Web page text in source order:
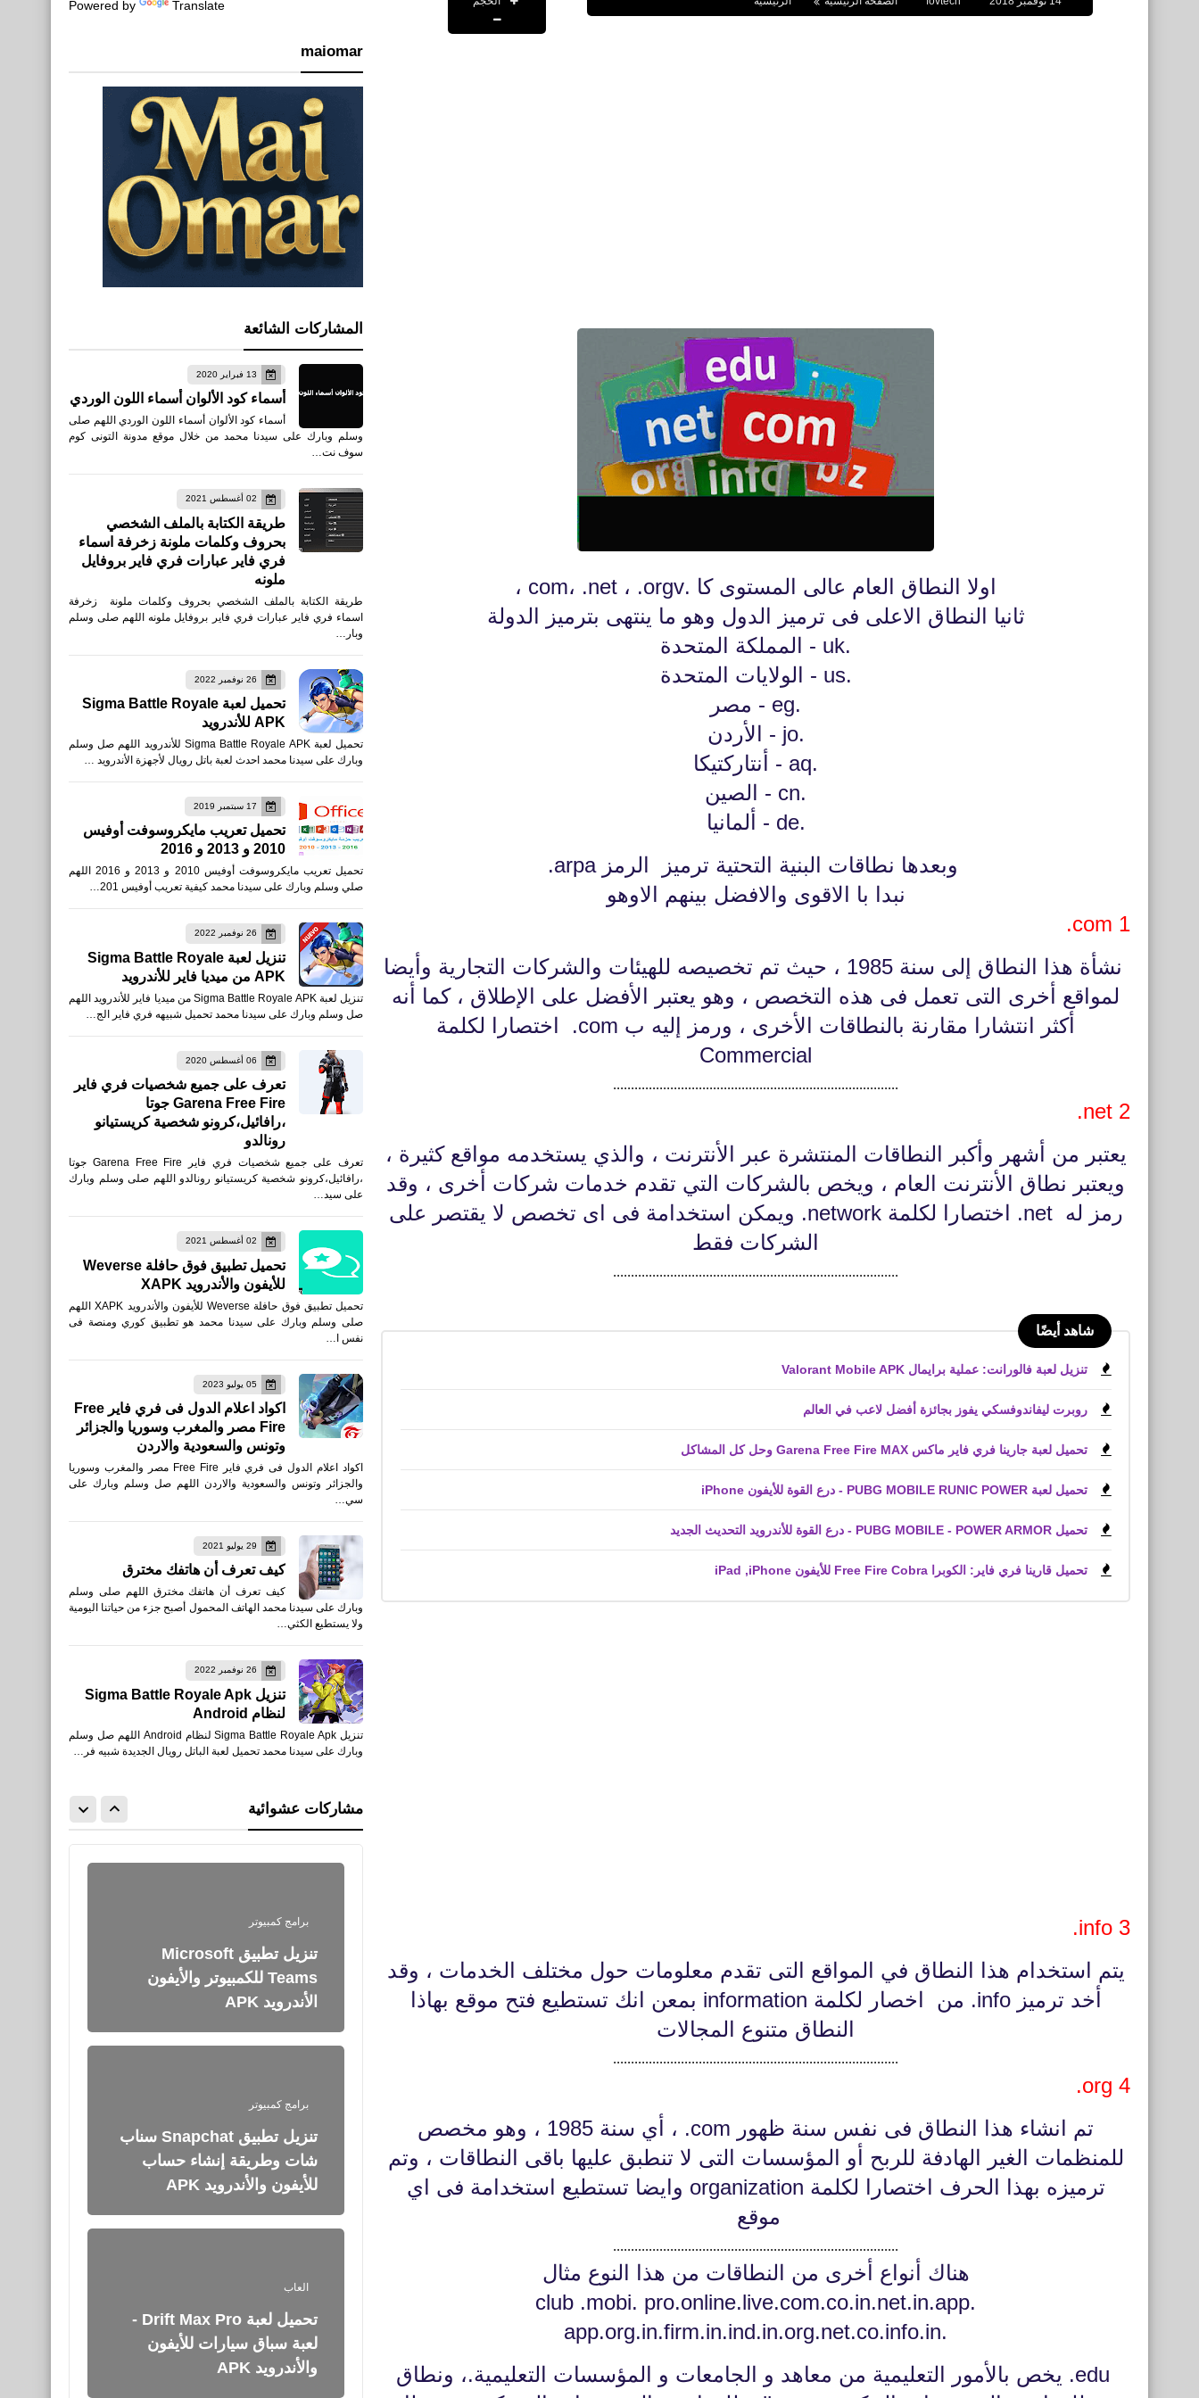
اولا النطاق العام عالى المستوى كا .com، .net ، .orgv ،
ثانيا النطاق الاعلى فى ترميز الدول وهو ما ينتهى بترميز الدولة
.uk - المملكة المتحدة
.us - الولايات المتحدة
.eg - مصر
.jo - الأردن
.aq - أنتاركتيكا
.cn - الصين
.de - ألمانيا
وبعدها نطاقات البنية التحتية ترميز الرمز arpa.
نبدا با الاقوى والافضل بينهم الاوهو
1 com.
نشأة هذا النطاق إلى سنة 1985 ، حيث تم تخصيصه للهيئات والشركات التجارية وأيضا
لمواقع أخرى التى تعمل فى هذه التخصص ، وهو يعتبر الأفضل على الإطلاق ، كما أنه
أكثر انتشارا مقارنة بالنطاقات الأخرى ، ورمز إليه ب com. اختصارا لكلمة
Commercial
................................................................................
2 net.
يعتبر من أشهر وأكبر النطاقات المنتشرة عبر الأنترنت ، والذي يستخدمه مواقع كثيرة ،
ويعتبر نطاق الأنترنت العام ، ويخص بالشركات التي تقدم خدمات شركات أخرى ، وقد
رمز له net. اختصارا لكلمة network. ويمكن استخدامة فى اى تخصص لا يقتصر على
الشركات فقط
................................................................................
شاهد أيضًا
تنزيل لعبة فالورانت: عملية برايمال Valorant Mobile APK
روبرت ليفاندوفسكي يفوز بجائزة أفضل لاعب في العالم
تحميل لعبة جارينا فري فاير ماكس Garena Free Fire MAX‏ وحل كل المشاكل
تحميل لعبة PUBG MOBILE RUNIC POWER - درع القوة للأيفون iPhone
تحميل PUBG MOBILE - POWER ARMOR - درع القوة للأندرويد التحديث الجديد
تحميل قارينا فري فاير: الكوبرا Free Fire Cobra للأيفون iPhone,‏ iPad
3 info.
يتم استخدام هذا النطاق في المواقع التى تقدم معلومات حول مختلف الخدمات ، وقد
أخد ترميز info. من اخصار لكلمة information بمعن انك تستطيع فتح موقع بهاذا
النطاق متنوع المجالات
................................................................................
4 org.
تم انشاء هذا النطاق فى نفس سنة ظهور com. ، أي سنة 1985 ، وهو مخصص
للمنظمات الغير الهادفة للربح أو المؤسسات التى لا تنطبق عليها باقى النطاقات ، وتم
ترميزه بهذا الحرف اختصارا لكلمة organization وايضا تستطيع استخدامة فى اي
موقع
................................................................................
هناك أنواع أخرى من النطاقات من هذا النوع مثال
.club .mobi. pro.online.live.com.co.in.net.in.app
.app.org.in.firm.in.ind.in.org.net.co.info.in
edu. يخص بالأمور التعليمية من معاهد و الجامعات و المؤسسات التعليمية.، ونطاق
Powered by Translate
maiomar
المشاركات الشائعة
13 فبراير 2020
أسماء كود الألوان أسماء اللون الوردي
أسماء كود الألوان أسماء اللون الوردي اللهم صلى
وسلم وبارك على سيدنا محمد من خلال موقع مدونة التونى كوم
سوف نت…
02 أغسطس 2021
طريقة الكتابة بالملف الشخصي
بحروف وكلمات ملونة زخرفة اسماء
فري فاير عبارات فري فاير بروفايل
ملونه
طريقة الكتابة بالملف الشخصي بحروف وكلمات ملونة زخرفة
اسماء فري فاير عبارات فري فاير بروفايل ملونه اللهم صلى وسلم
وبار…
26 نوفمبر 2022
تحميل لعبة Sigma Battle Royale
APK للأندرويد
تحميل لعبة Sigma Battle Royale APK للأندرويد اللهم صل وسلم
وبارك على سيدنا محمد احدث لعبة باتل رويال لأجهزة الأندرويد …
17 سبتمبر 2019
تحميل تعريب مايكروسوفت أوفيس
2010 و 2013 و 2016
تحميل تعريب مايكروسوفت أوفيس 2010 و 2013 و 2016 اللهم
صلي وسلم وبارك على سيدنا محمد كيفية تعريب أوفيس 201…
26 نوفمبر 2022
تنزيل لعبة Sigma Battle Royale
APK من ميديا فاير للأندرويد
تنزيل لعبة Sigma Battle Royale APK من ميديا فاير للأندرويد اللهم
صل وسلم وبارك على سيدنا محمد تحميل شبيهه فري فاير الج…
06 أغسطس 2020
تعرف على جميع شخصيات فري فاير
Garena Free Fire جوتا
،رافائيل،كرونو شخصية كريستيانو
رونالدو
تعرف على جميع شخصيات فري فاير Garena Free Fire جوتا
،رافائيل،كرونو شخصية كريستيانو رونالدو اللهم صلى وسلم وبارك
على سيد…
02 أغسطس 2021
تحميل تطبيق فوق حافلة Weverse
للأيفون والأندرويد XAPK
تحميل تطبيق فوق حافلة Weverse للأيفون والأندرويد XAPK اللهم
صلى وسلم وبارك على سيدنا محمد هو تطبيق كوري ومنصة فى
نفس ا…
05 يوليو 2023
اكواد اعلام الدول فى فري فاير Free
Fire مصر والمغرب وسوريا والجزائر
وتونس والسعودية والاردن
اكواد اعلام الدول فى فري فاير Free Fire مصر والمغرب وسوريا
والجزائر وتونس والسعودية والاردن اللهم صل وسلم وبارك على
سي…
29 يوليو 2021
كيف تعرف أن هاتفك مخترق
كيف تعرف أن هاتفك مخترق اللهم صلى وسلم
وبارك على سيدنا محمد الهاتف المحمول أصبح جزء من حياتنا اليومية
ولا يستطيع الكثي…
26 نوفمبر 2022
تنزيل Sigma Battle Royale Apk
لنظام Android
تنزيل Sigma Battle Royale Apk لنظام Android اللهم صل وسلم
وبارك على سيدنا محمد تحميل لعبة الباتل رويال الجديدة شبيه فر…
مشاركات عشوائية
28 نوفمبر 2020
أهداف الهلال والنصر السعودي
كأس خادم الحرمين الشريفين
العاب
تحميل PUBG MOBILE ببجي
الكورية ببجي لايت ببجي
الصينية ببجي الفيتنامية المترو
الملكي APK
fovtech
29 نوفمبر 2020
برامج كمبيوتر
تنزيل تطبيق Microsoft
Teams‏ للكمبيوتر والأيفون
الأندرويد APK
fovtech
تنزيل تطبيق Snapchat سناب
شات وطريقة إنشاء حساب
للأيفون والأندرويد APK
العاب
تحميل لعبة Drift Max Pro -
لعبة سباق سيارات للأيفون
والأندرويد APK
اخبار
أهداف الهلال والنصر السعودي
كأس خادم الحرمين الشريفين
العاب
تحميل PUBG MOBILE ببجي
الملكي APK
برامج كمبيوتر
تنزيل تطبيق Microsoft
Teams‏ للكمبيوتر والأيفون
الأندرويد APK
برامج كمبيوتر
تنزيل تطبيق Snapchat سناب
شات وطريقة إنشاء حساب
للأيفون والأندرويد APK
29 نوفمبر 2020
العاب
تحميل لعبة Drift Max Pro -
لعبة سباق سيارات للأيفون
والأندرويد APK